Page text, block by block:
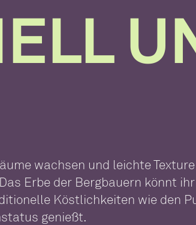
wachsen und leichte
Erbe der Bergbauern könnt
Köstlichkeiten wie den
genießt.